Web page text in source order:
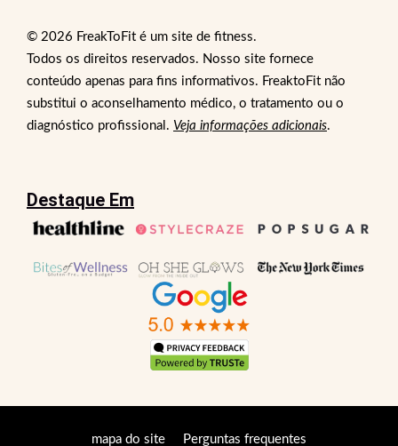
© 2026 FreakToFit é um site de fitness.
Todos os direitos reservados. Nosso site fornece
conteúdo apenas para fins informativos. FreaktoFit não
substitui o aconselhamento médico, o tratamento ou o
diagnóstico profissional. Veja informações adicionais.
Destaque Em
mapa do site Perguntas frequentes